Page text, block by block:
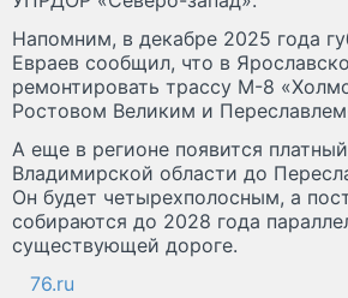
Напомним, в декабре 2025 года
Евраев сообщил, что в
ремонтировать трассу М-8
Ростовом Великим и
А еще в регионе появится
Владимирской области до
Он будет четырехполосным, а
собираются до 2028 года
существующей дороге.
76.ru